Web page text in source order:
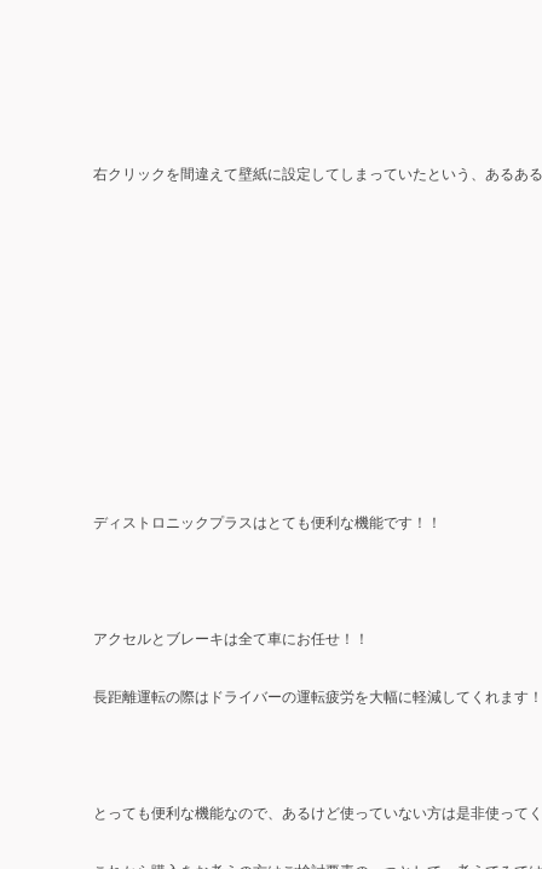
右クリックを間違えて壁紙に設定してしまっていたという、あるあ
ディストロニックプラスはとても便利な機能です！！
アクセルとブレーキは全て車にお任せ！！
長距離運転の際はドライバーの運転疲労を大幅に軽減してくれます！
とっても便利な機能なので、あるけど使っていない方は是非使ってく